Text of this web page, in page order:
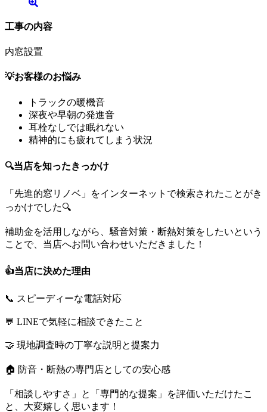
工事の内容
内窓設置
💡お客様のお悩み
トラックの暖機音
深夜や早朝の発進音
耳栓なしでは眠れない
精神的にも疲れてしまう状況
🔍当店を知ったきっかけ
「先進的窓リノベ」をインターネットで検索されたことがき
っかけでした🔍
補助金を活用しながら、騒音対策・断熱対策をしたいという
ことで、当店へお問い合わせいただきました！
👍当店に決めた理由
📞 スピーディーな電話対応
💬 LINEで気軽に相談できたこと
🤝 現地調査時の丁寧な説明と提案力
🏠 防音・断熱の専門店としての安心感
「相談しやすさ」と「専門的な提案」を評価いただけたこ
と、大変嬉しく思います！